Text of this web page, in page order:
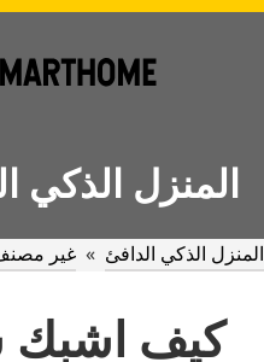
Skip
المنزل الذكي
المنزل الذكي الدافئ » غير